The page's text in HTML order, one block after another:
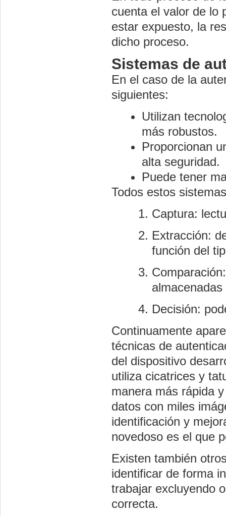
cuenta el valor de lo
estar expuesto, la
dicho proceso.
Sistemas de
En el caso de la
siguientes:
Utilizan
más robustos.
Proporcionan
alta seguridad.
Puede tener
Todos estos
Captura:
Extracción:
función del
Decisión:
Continuamente
técnicas de
del dispositivo
utiliza cicatrices y
manera más rápida
datos con miles
identificación y
novedoso es el que
Existen también
identificar de forma
trabajar excluyendo
correcta.